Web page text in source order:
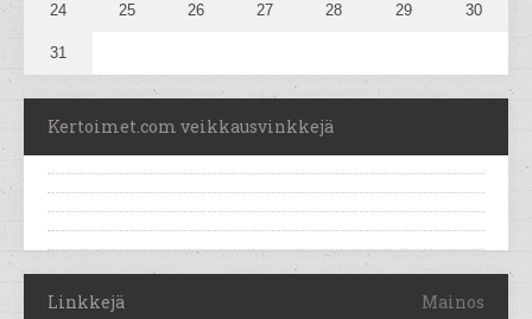
24 25 26 27 28 29 30
31
Kertoimet.com veikkausvinkkejä
Linkkejä Mainos